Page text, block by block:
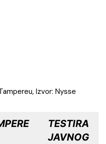
Izvor: Nysse
TESTIRA
JAVNOG